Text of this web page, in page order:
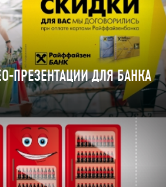
ПРЕЗЕНТАЦИИ ДЛЯ БАНКА